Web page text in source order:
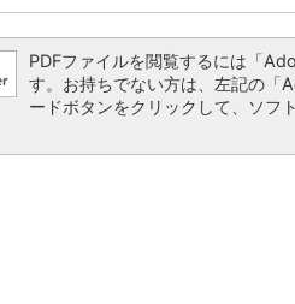
PDFファイルを閲覧するには「
す。お持ちでない方は、左記の
ードボタンをクリックして、ソフ